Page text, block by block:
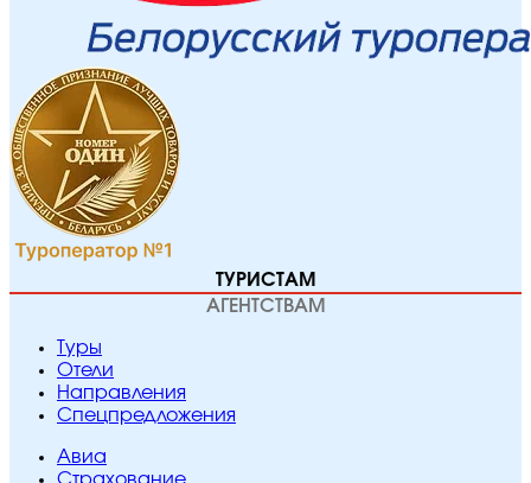
ТУРИСТАМ
АГЕНТСТВАМ
Туры
Отели
Направления
Спецпредложения
Авиа